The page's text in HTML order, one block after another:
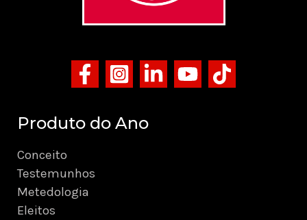
Produto do Ano
Conceito
Testemunhos
Metedologia
Eleitos